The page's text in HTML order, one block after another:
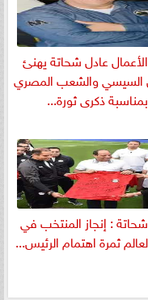
عادل شحاتة يهنئ
السيسي والشعب المصري
بمناسبة ذكرى ثورة...
: إنجاز المنتخب في
ثمرة اهتمام الرئيس...